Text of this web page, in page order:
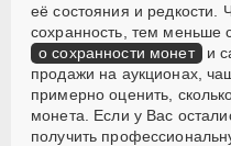
её состояния и
сохранность, тем меньше
о сохранности монет и
продажи на аукционах,
примерно оценить,
монета. Если у Вас
получить